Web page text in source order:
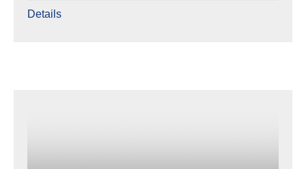
Details